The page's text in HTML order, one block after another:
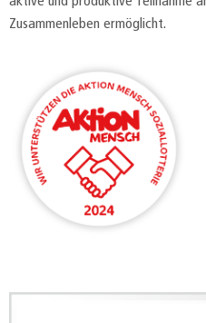
Zusammenleben ermöglicht.